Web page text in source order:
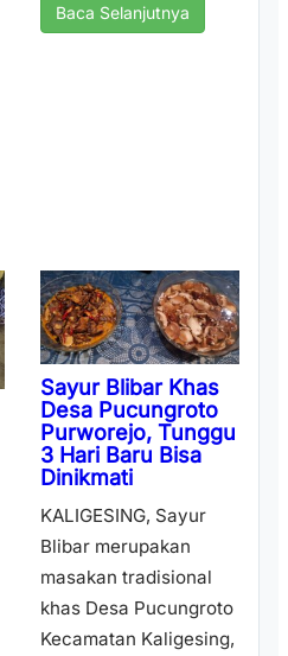
Baca Selanjutnya
Sayur Blibar Khas
Desa Pucungroto
Purworejo, Tunggu
3 Hari Baru Bisa
Dinikmati
KALIGESING, Sayur
Blibar merupakan
masakan tradisional
khas Desa Pucungroto
Kecamatan Kaligesing,